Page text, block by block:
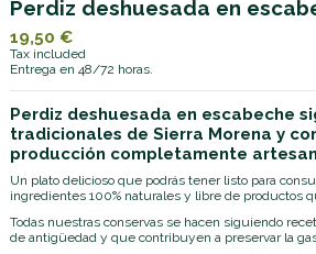
Perdiz deshuesada en
19,50 €
Tax included
Entrega en 48/72 horas.
Perdiz deshuesada en escabeche
tradicionales de Sierra Morena y
producción completamente
Un plato delicioso que podrás tener listo para
ingredientes 100% naturales y libre de productos
Todas nuestras conservas se hacen siguiendo
de antigüedad y que contribuyen a preservar la